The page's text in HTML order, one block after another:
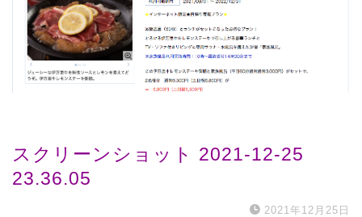
スクリーンショット 2021-12-25
23.36.05
2021年12月25日